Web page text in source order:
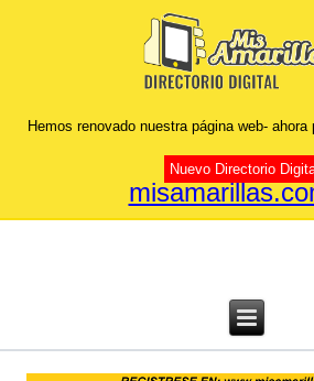
Hemos renovado nuestra página web-
Nuevo Directorio